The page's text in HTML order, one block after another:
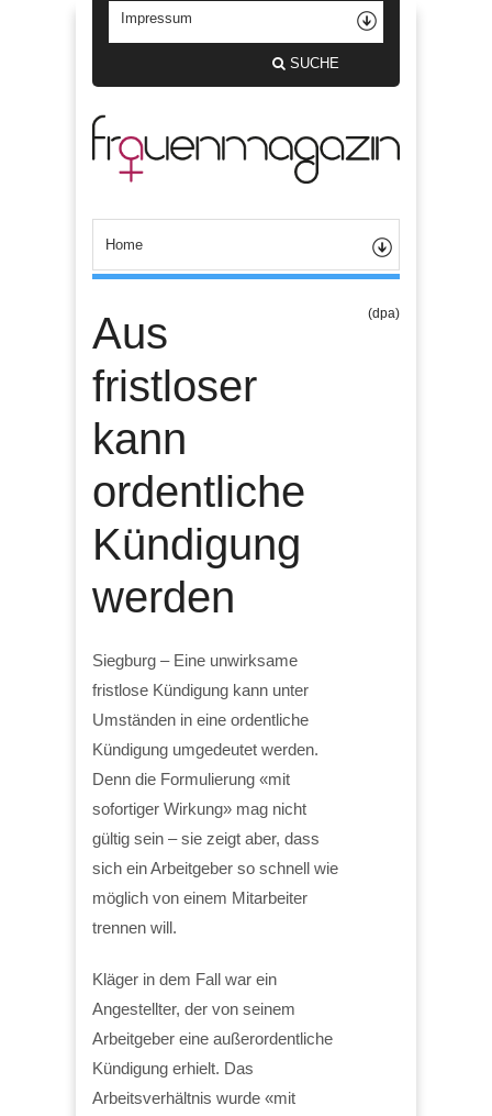
SUCHE
Aus
fristloser
kann
ordentliche
Kündigung
werden
(dpa)
Siegburg – Eine unwirksame
fristlose Kündigung kann unter
Umständen in eine ordentliche
Kündigung umgedeutet werden.
Denn die Formulierung «mit
sofortiger Wirkung» mag nicht
gültig sein – sie zeigt aber, dass
sich ein Arbeitgeber so schnell wie
möglich von einem Mitarbeiter
trennen will.
Kläger in dem Fall war ein
Angestellter, der von seinem
Arbeitgeber eine außerordentliche
Kündigung erhielt. Das
Arbeitsverhältnis wurde «mit